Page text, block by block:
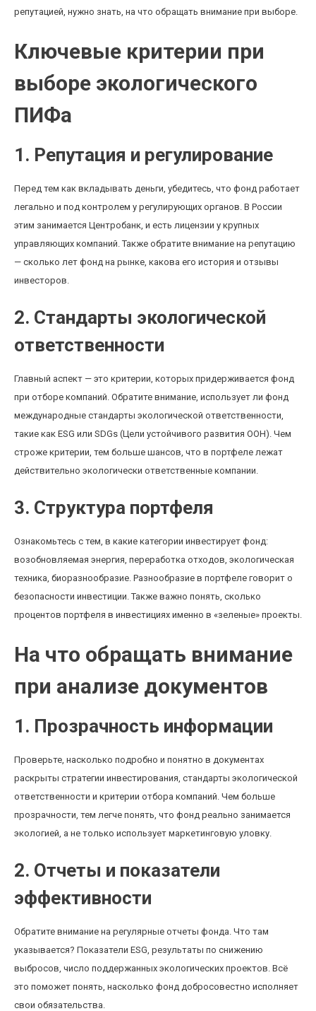
репутацией, нужно знать, на что обращать внимание при выборе.
Ключевые критерии при
выборе экологического
ПИФа
1. Репутация и регулирование
Перед тем как вкладывать деньги, убедитесь, что фонд работает
легально и под контролем у регулирующих органов. В России
этим занимается Центробанк, и есть лицензии у крупных
управляющих компаний. Также обратите внимание на репутацию
— сколько лет фонд на рынке, какова его история и отзывы
инвесторов.
2. Стандарты экологической
ответственности
Главный аспект — это критерии, которых придерживается фонд
при отборе компаний. Обратите внимание, использует ли фонд
международные стандарты экологической ответственности,
такие как ESG или SDGs (Цели устойчивого развития ООН). Чем
строже критерии, тем больше шансов, что в портфеле лежат
действительно экологически ответственные компании.
3. Структура портфеля
Ознакомьтесь с тем, в какие категории инвестирует фонд:
возобновляемая энергия, переработка отходов, экологическая
техника, биоразнообразие. Разнообразие в портфеле говорит о
безопасности инвестиции. Также важно понять, сколько
процентов портфеля в инвестициях именно в «зеленые» проекты.
На что обращать внимание
при анализе документов
1. Прозрачность информации
Проверьте, насколько подробно и понятно в документах
раскрыты стратегии инвестирования, стандарты экологической
ответственности и критерии отбора компаний. Чем больше
прозрачности, тем легче понять, что фонд реально занимается
экологией, а не только использует маркетинговую уловку.
2. Отчеты и показатели
эффективности
Обратите внимание на регулярные отчеты фонда. Что там
указывается? Показатели ESG, результаты по снижению
выбросов, число поддержанных экологических проектов. Всё
это поможет понять, насколько фонд добросовестно исполняет
свои обязательства.